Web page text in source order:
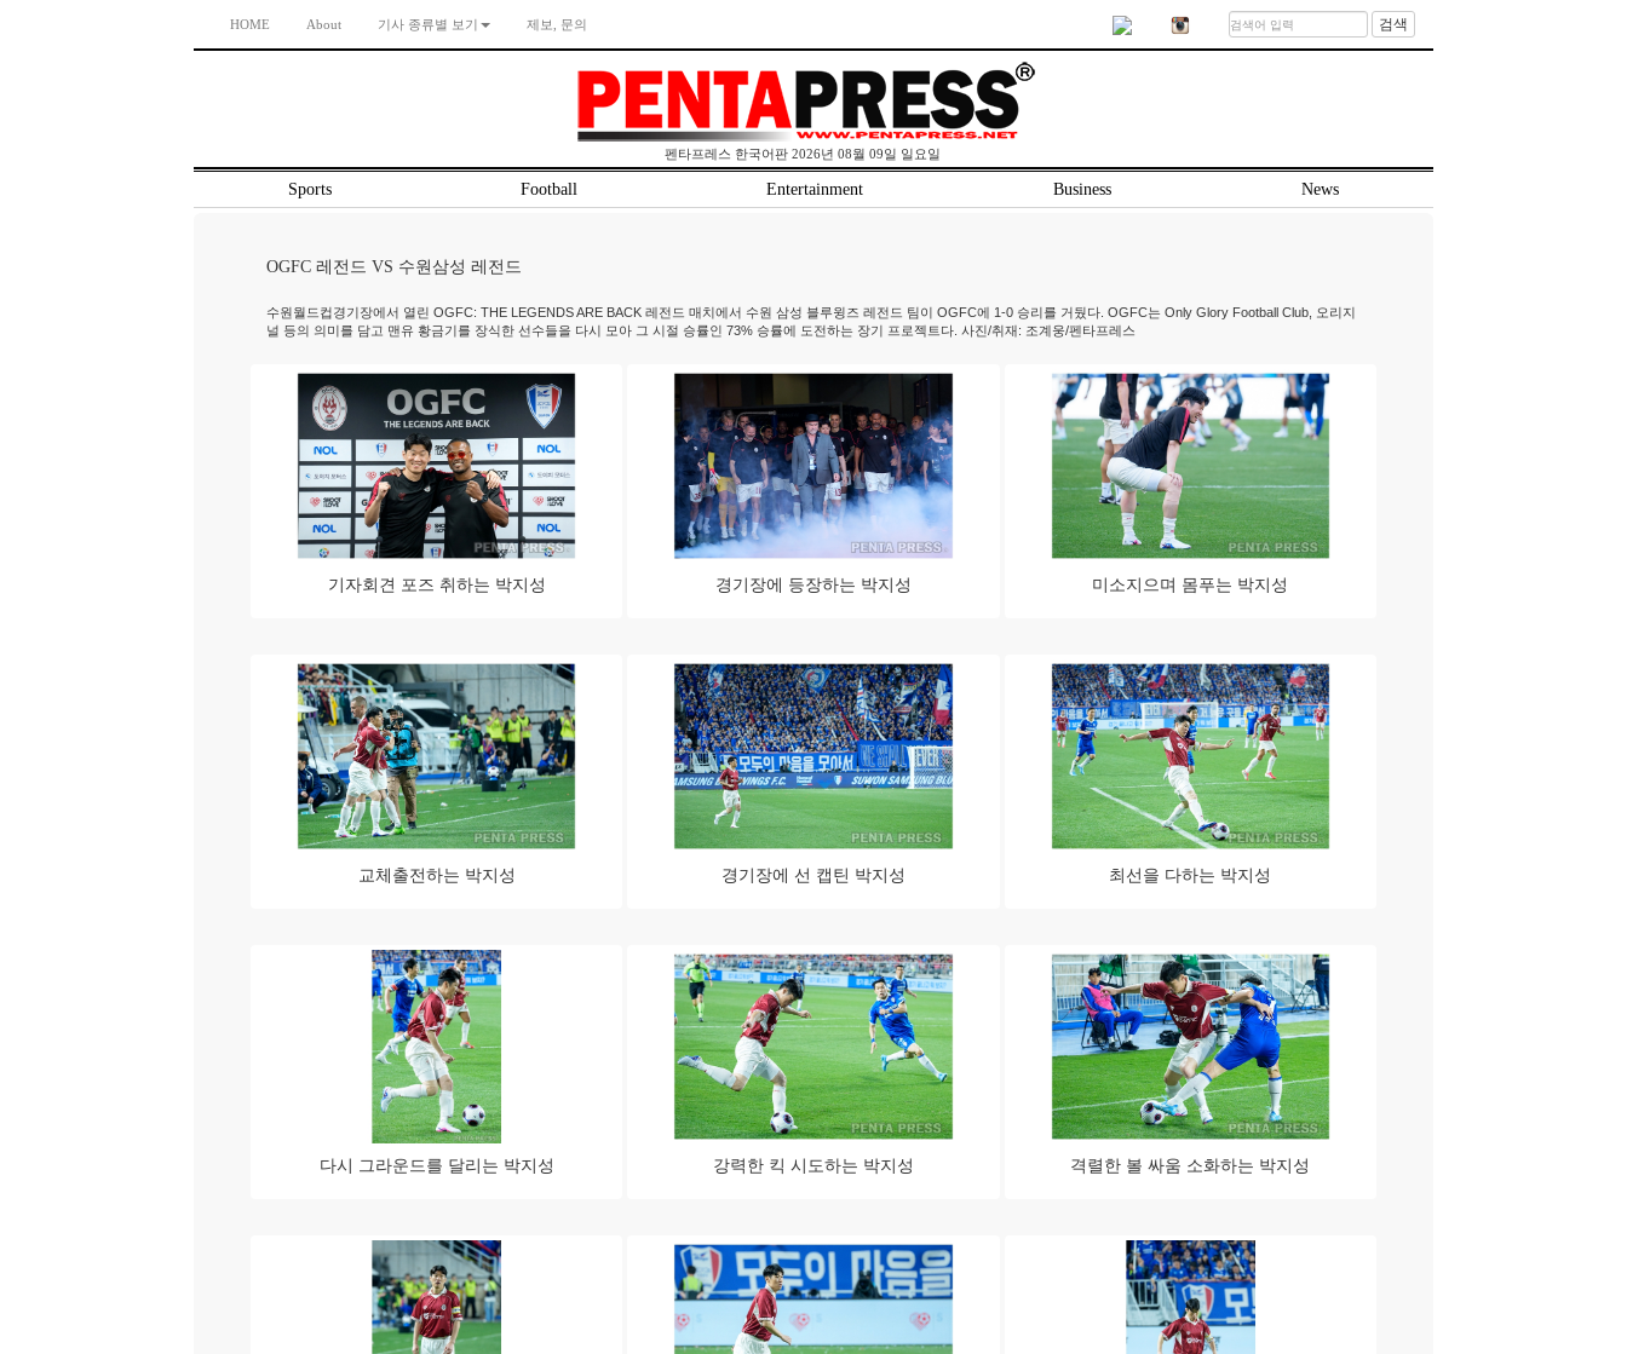
HOME About 기사 종류별 보기 제보, 문의 검색
펜타프레스 한국어판 2026년 08월 09일 일요일
Sports Football Entertainment Business News
OGFC 레전드 VS 수원삼성 레전드
수원월드컵경기장에서 열린 OGFC: THE LEGENDS ARE BACK 레전드 매치에서 수원 삼성 블루윙즈 레전드 팀이 OGFC에 1-0 승리를 거뒀다. OGFC는 Only Glory Football Club, 오리지
널 등의 의미를 담고 맨유 황금기를 장식한 선수들을 다시 모아 그 시절 승률인 73% 승률에 도전하는 장기 프로젝트다. 사진/취재: 조계웅/펜타프레스
기자회견 포즈 취하는 박지성 경기장에 등장하는 박지성 미소지으며 몸푸는 박지성
교체출전하는 박지성 경기장에 선 캡틴 박지성 최선을 다하는 박지성
다시 그라운드를 달리는 박지성 강력한 킥 시도하는 박지성 격렬한 볼 싸움 소화하는 박지성